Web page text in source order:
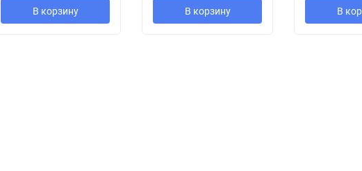
В корзину В корзину В